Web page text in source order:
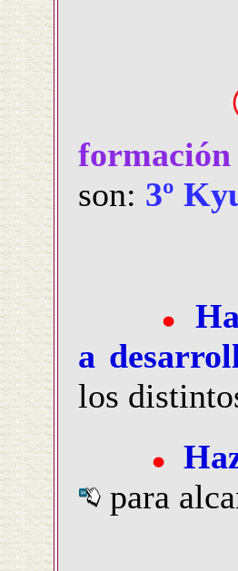
son: 3º
a
los
para